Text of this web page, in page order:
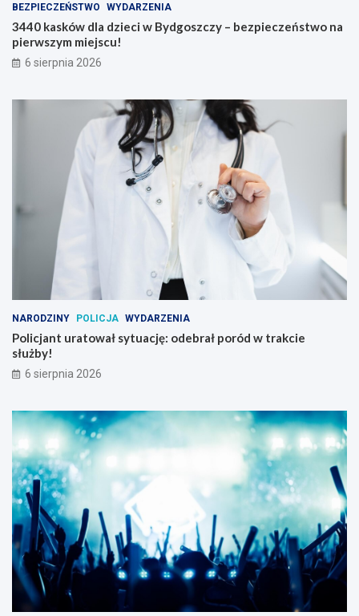
BEZPIECZEŃSTWO WYDARZENIA
3440 kasków dla dzieci w Bydgoszczy – bezpieczeństwo na
pierwszym miejscu!
6 sierpnia 2026
NARODZINY POLICJA WYDARZENIA
Policjant uratował sytuację: odebrał poród w trakcie
służby!
6 sierpnia 2026